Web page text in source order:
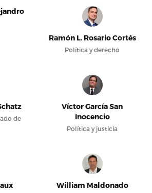
Ramón L. Rosario Cortés
Política y derecho
de
Víctor García San
Inocencio
Política y justicia
William Maldonado